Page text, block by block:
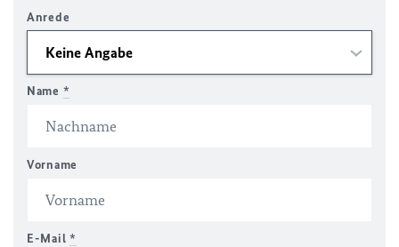
Anrede
Name *
Vorname
E-Mail *